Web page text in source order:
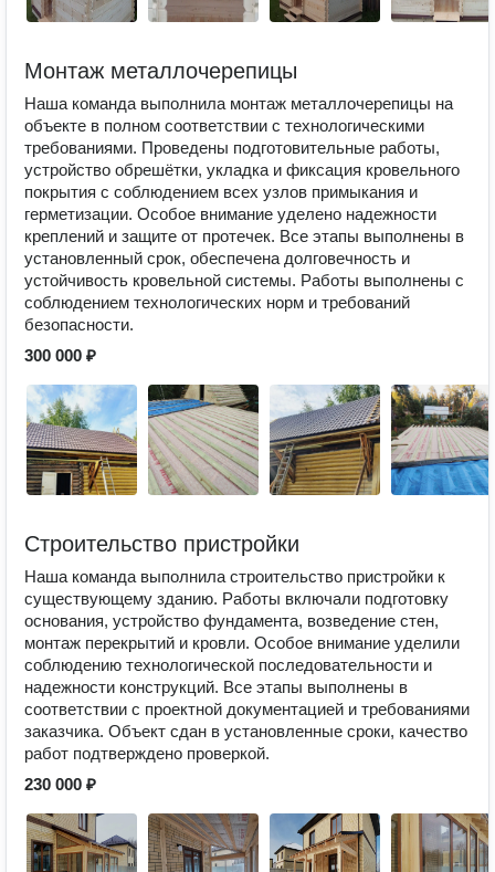
Монтаж металлочерепицы
Наша команда выполнила монтаж металлочерепицы на
объекте в полном соответствии с технологическими
требованиями. Проведены подготовительные работы,
устройство обрешётки, укладка и фиксация кровельного
покрытия с соблюдением всех узлов примыкания и
герметизации. Особое внимание уделено надежности
креплений и защите от протечек. Все этапы выполнены в
установленный срок, обеспечена долговечность и
устойчивость кровельной системы. Работы выполнены с
соблюдением технологических норм и требований
безопасности.
300 000 ₽
Строительство пристройки
Наша команда выполнила строительство пристройки к
существующему зданию. Работы включали подготовку
основания, устройство фундамента, возведение стен,
монтаж перекрытий и кровли. Особое внимание уделили
соблюдению технологической последовательности и
надежности конструкций. Все этапы выполнены в
соответствии с проектной документацией и требованиями
заказчика. Объект сдан в установленные сроки, качество
работ подтверждено проверкой.
230 000 ₽